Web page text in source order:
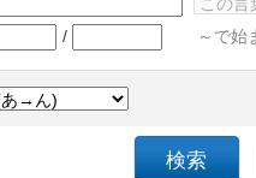
/ ～で始